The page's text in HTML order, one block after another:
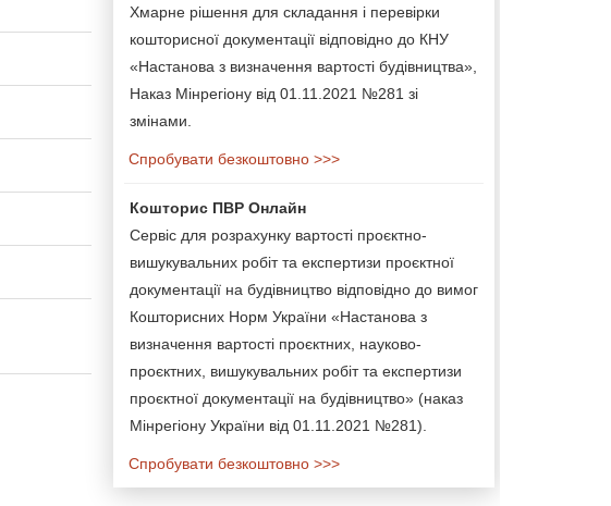
Хмарне рішення для складання і перевірки
кошторисної документації відповідно до КНУ
«Настанова з визначення вартості будівництва»,
Наказ Мінрегіону від 01.11.2021 №281 зі
змінами.
Спробувати безкоштовно >>>
Кошторис ПВР Онлайн
Сервіс для розрахунку вартості проєктно-
вишукувальних робіт та експертизи проєктної
документації на будівництво відповідно до вимог
Кошторисних Норм України «Настанова з
визначення вартості проєктних, науково-
проєктних, вишукувальних робіт та експертизи
проєктної документації на будівництво» (наказ
Мінрегіону України від 01.11.2021 №281).
Спробувати безкоштовно >>>